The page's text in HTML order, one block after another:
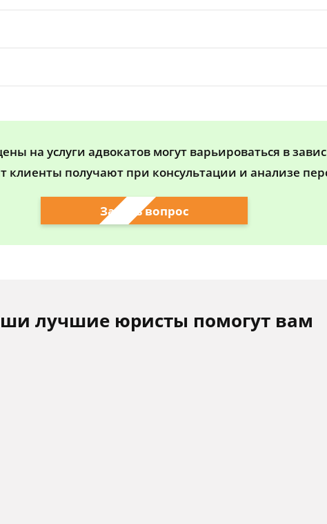
на услуги адвокатов могут варьироваться в
клиенты получают при консультации и анализе
Задать вопрос
лучшие юристы помогут вам